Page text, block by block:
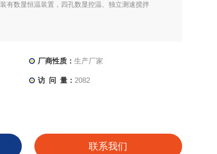
有数显恒温装置，四孔数显控温、独立测速搅拌
厂商性质： 生产厂家
访 问 量： 2082
联系我们